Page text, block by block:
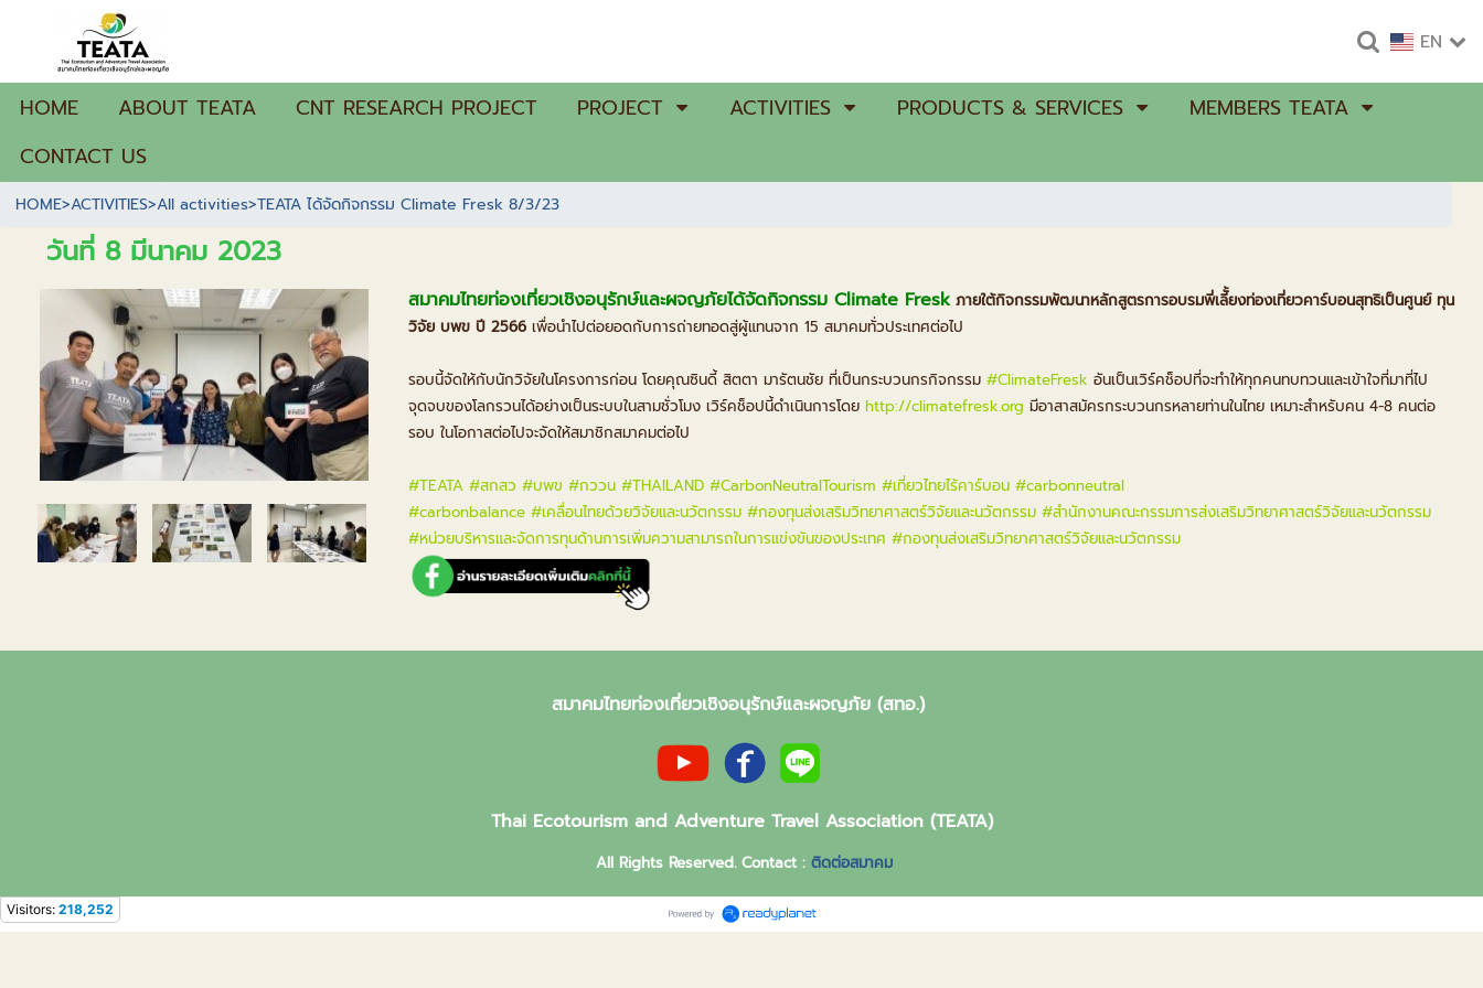
EN
HOME ABOUT TEATA CNT RESEARCH PROJECT PROJECT ACTIVITIES PRODUCTS & SERVICES
MEMBERS TEATA
CONTACT US
HOME>ACTIVITIES>All activities>TEATA ได้จัดกิจกรรม Climate Fresk 8/3/23
วันที่ 8 มีนาคม 2023
สมาคมไทยท่องเที่ยวเชิงอนุรักษ์และผจญภัยได้จัดกิจกรรม Climate Fresk ภายใต้กิจกรรมพัฒนาหลักสูตรการอบรมพี่เลีั้ยงท่องเที่ยวคาร์บอนสุทธิเป็นศูนย์ ทุน
วิจัย บพข ปี 2566 เพื่อนำไปต่อยอดกับการถ่ายทอดสู่ผู้แทนจาก 15 สมาคมทั่วประเทศต่อไป
รอบนี้จัดให้กับนักวิจัยในโครงการก่อน โดยคุณซินดี้ สิตตา มารัตนชัย ที่เป็นกระบวนกรกิจกรรม#ClimateFresk อันเป็นเวิร์คช็อปที่จะทำให้ทุกคนทบทวนและเข้าใจที่มาที่ไป
จุดจบของโลกรวนได้อย่างเป็นระบบในสามชั่วโมง เวิร์คช็อปนี้ดำเนินการโดย http://climatefresk.org มีอาสาสมัครกระบวนกรหลายท่านในไทย เหมาะสำหรับคน 4-8 คนต่อ
รอบ ในโอกาสต่อไปจะจัดให้สมาชิกสมาคมต่อไป
#TEATA #สกสว #บพข #กววน #THAILAND #CarbonNeutralTourism #เที่ยวไทยไร้คาร์บอน #carbonneutral
#carbonbalance #เคลื่อนไทยด้วยวิจัยและนวัตกรรม #กองทุนส่งเสริมวิทยาศาสตร์วิจัยและนวัตกรรม #สำนักงานคณะกรรมการส่งเสริมวิทยาศาสตร์วิจัยและนวัตกรรม
#หน่วยบริหารและจัดการทุนด้านการเพิ่มความสามารถในการแข่งขันของประเทศ #กองทุนส่งเสริมวิทยาศาสตร์วิจัยและนวัตกรรม
สมาคมไทยท่องเที่ยวเชิงอนุรักษ์และผจญภัย (สทอ.)
Thai Ecotourism and Adventure Travel Association (TEATA)
All Rights Reserved. Contact : ติดต่อสมาคม
Visitors: 218,252